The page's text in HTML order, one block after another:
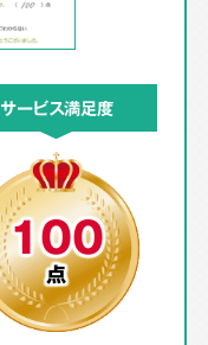
サービス満足度
100
点